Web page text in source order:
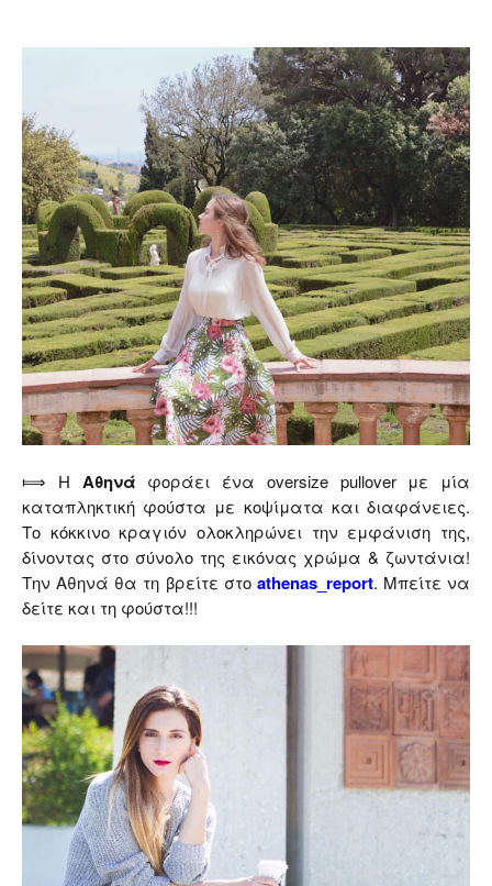
⟾ Η Αθηνά φοράει ένα oversize pullover με μία
καταπληκτική φούστα με κοψίματα και διαφάνειες.
Το κόκκινο κραγιόν ολοκληρώνει την εμφάνιση της,
δίνοντας στο σύνολο της εικόνας χρώμα & ζωντάνια!
Την Αθηνά θα τη βρείτε στο athenas_report. Μπείτε να
δείτε και τη φούστα!!!